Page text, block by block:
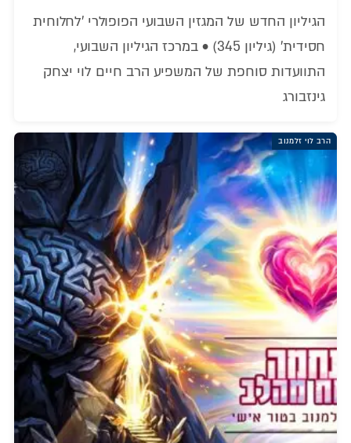
הגיליון החדש של המגזין השבועי הפופולרי 'לחלוחית
חסידית' (גיליון 345) • במרכז הגיליון השבועי,
התוועדות סוחפת של המשפיע הרב חיים לוי יצחק
גינזבורג
הרב לוי זלמנוב